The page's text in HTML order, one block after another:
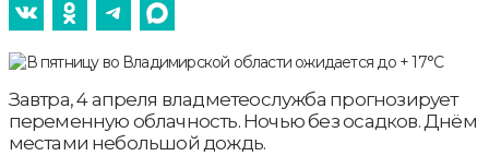
Завтра, 4 апреля владметеослужба прогнозирует
переменную облачность. Ночью без осадков. Днём
местами небольшой дождь.